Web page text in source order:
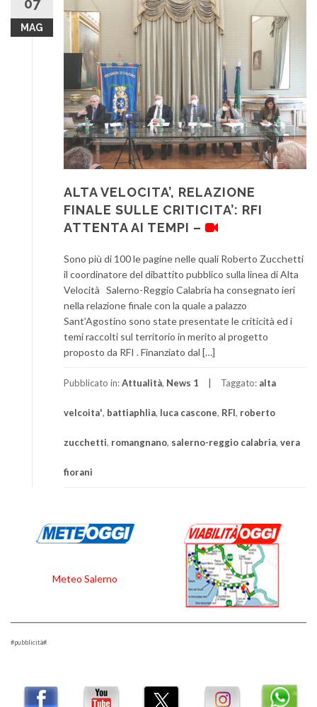
MAG
ALTA VELOCITA’, RELAZIONE
FINALE SULLE CRITICITA’: RFI
ATTENTA AI TEMPI –
Sono più di 100 le pagine nelle quali Roberto Zucchetti
il coordinatore del dibattito pubblico sulla linea di Alta
Velocità Salerno-Reggio Calabria ha consegnato ieri
nella relazione finale con la quale a palazzo
Sant’Agostino sono state presentate le criticità ed i
temi raccolti sul territorio in merito al progetto
proposto da RFI . Finanziato dal […]
Pubblicato in:Attualità, News 1 Taggato: alta
velcoita', battiaphlia, luca cascone, RFI, roberto
zucchetti, romangnano, salerno-reggio calabria, vera
fiorani
Meteo Salerno
#pubblicità#